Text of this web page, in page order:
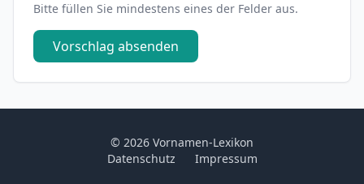
Bitte füllen Sie mindestens eines der Felder aus.
Vorschlag absenden
© 2026 Vornamen-Lexikon
Datenschutz
Impressum